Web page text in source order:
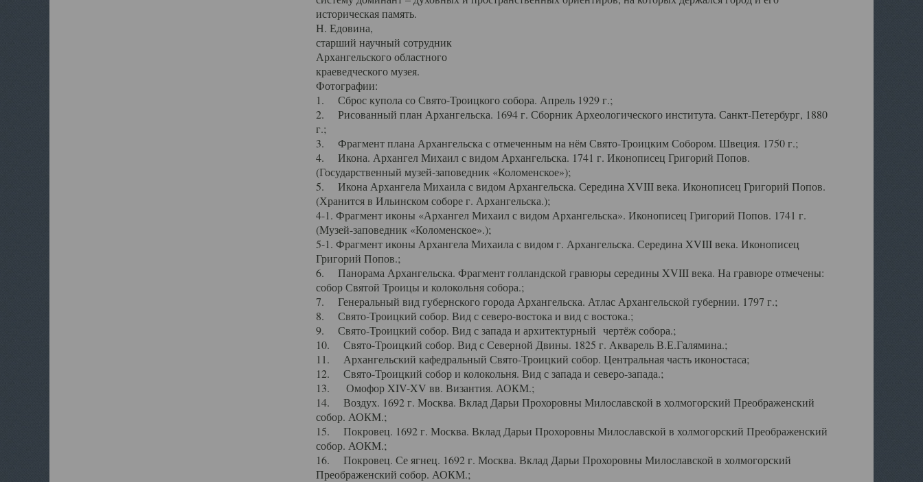
историческая память.
Н. Едовина,
старший научный сотрудник
Архангельского областного
краеведческого музея.
Фотографии:
1. Сброс купола со Свято-Троицкого собора. Апрель 1929 г.;
2. Рисованный план Архангельска. 1694 г. Сборник Археологического института. Санкт-Петербург, 1880
г.;
3. Фрагмент плана Архангельска с отмеченным на нём Свято-Троицким Собором. Швеция. 1750 г.;
4. Икона. Архангел Михаил с видом Архангельска. 1741 г. Иконописец Григорий Попов.
(Государственный музей-заповедник «Коломенское»);
5. Икона Архангела Михаила с видом Архангельска. Середина XVIII века. Иконописец Григорий Попов.
(Хранится в Ильинском соборе г. Архангельска.);
4-1. Фрагмент иконы «Архангел Михаил с видом Архангельска». Иконописец Григорий Попов. 1741 г.
(Музей-заповедник «Коломенское».);
5-1. Фрагмент иконы Архангела Михаила с видом г. Архангельска. Середина XVIII века. Иконописец
Григорий Попов.;
6. Панорама Архангельска. Фрагмент голландской гравюры середины XVIII века. На гравюре отмечены:
собор Святой Троицы и колокольня собора.;
7. Генеральный вид губернского города Архангельска. Атлас Архангельской губернии. 1797 г.;
8. Свято-Троицкий собор. Вид с северо-востока и вид с востока.;
9. Свято-Троицкий собор. Вид с запада и архитектурный чертёж собора.;
10. Свято-Троицкий собор. Вид с Северной Двины. 1825 г. Акварель В.Е.Галямина.;
11. Архангельский кафедральный Свято-Троицкий собор. Центральная часть иконостаса;
12. Свято-Троицкий собор и колокольня. Вид с запада и северо-запада.;
13. Омофор XIV-XV вв. Византия. АОКМ.;
14. Воздух. 1692 г. Москва. Вклад Дарьи Прохоровны Милославской в холмогорский Преображенский
собор. АОКМ.;
15. Покровец. 1692 г. Москва. Вклад Дарьи Прохоровны Милославской в холмогорский Преображенский
собор. АОКМ.;
16. Покровец. Се ягнец. 1692 г. Москва. Вклад Дарьи Прохоровны Милославской в холмогорский
Преображенский собор. АОКМ.;